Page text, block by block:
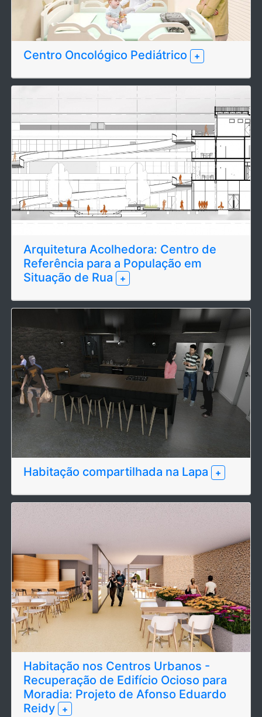
Centro Oncológico Pediátrico +
Arquitetura Acolhedora: Centro de
Referência para a População em
Situação de Rua
+
Habitação compartilhada na Lapa +
Habitação nos Centros Urbanos -
Recuperação de Edifício Ocioso para
Moradia: Projeto de Afonso Eduardo
Reidy
+